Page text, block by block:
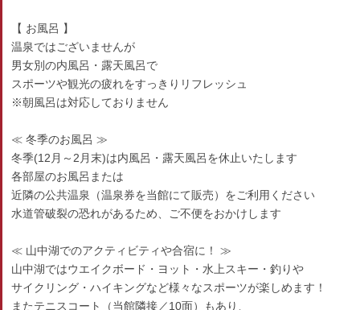
【 お風呂 】
温泉ではございませんが
男女別の内風呂・露天風呂で
スポーツや観光の疲れをすっきりリフレッシュ
※朝風呂は対応しておりません
≪ 冬季のお風呂 ≫
冬季(12月～2月末)は内風呂・露天風呂を休止いたします
各部屋のお風呂または
近隣の公共温泉（温泉券を当館にて販売）をご利用ください
水道管破裂の恐れがあるため、ご不便をおかけします
≪ 山中湖でのアクティビティや合宿に！ ≫
山中湖ではウエイクボード・ヨット・水上スキー・釣りや
サイクリング・ハイキングなど様々なスポーツが楽しめます！
またテニスコート（当館隣接／10面）もあり、